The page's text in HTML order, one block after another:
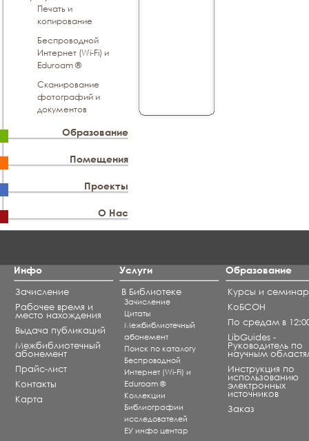
Печать и
копирование
Беспроводной
Интернет (Wi-Fi) и
Eduroam ®
Сканирование
фотографий и
документов
Образование
Помещения
Проекты
О Нас
Инфо
Зачисление
Рабочее время и
место нахождения
Выдача публикаций
Межбиблиотечный
абонемент
Прайс-лист
Контакты
Карта
Услуги
В Библиотеке
Зачисление
Цитаты
Межбиблиотечный
абонемент
Поиск по каталогу
Беспроводной
Интернет (Wi-Fi) и
Eduroam ®
Коллекции
Библиографии
исследователей
ЕУ инфо центар
Образование
Курсы и
КоБСОН
По средам в
LibGuides -
Руководитель по
научным
Инструкция по
использованию
электронных
источников
Заказ